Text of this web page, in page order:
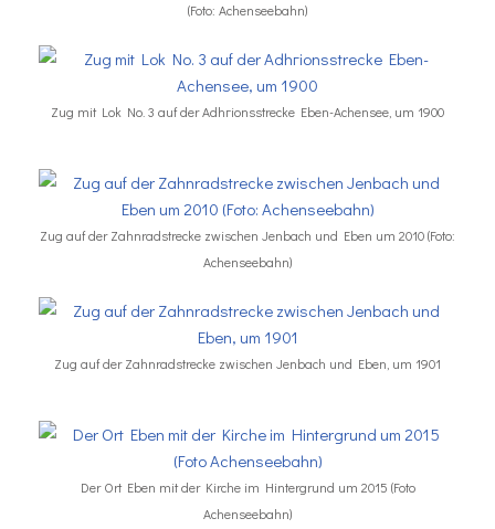
(Foto: Achenseebahn)
Zug mit Lok No. 3 auf der Adhгionsstrecke Eben-Achensee, um 1900
Zug auf der Zahnradstrecke zwischen Jenbach und Eben um 2010 (Foto:
Achenseebahn)
Zug auf der Zahnradstrecke zwischen Jenbach und Eben, um 1901
Der Ort Eben mit der Kirche im Hintergrund um 2015 (Foto
Achenseebahn)